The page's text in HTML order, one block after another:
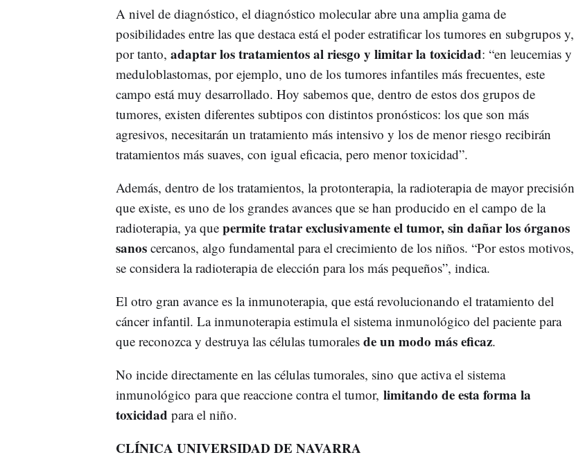
A nivel de diagnóstico, el diagnóstico molecular abre una amplia gama de
posibilidades entre las que destaca está el poder estratificar los tumores en subgrupos y,
por tanto, adaptar los tratamientos al riesgo y limitar la toxicidad: “en leucemias y
meduloblastomas, por ejemplo, uno de los tumores infantiles más frecuentes, este
campo está muy desarrollado. Hoy sabemos que, dentro de estos dos grupos de
tumores, existen diferentes subtipos con distintos pronósticos: los que son más
agresivos, necesitarán un tratamiento más intensivo y los de menor riesgo recibirán
tratamientos más suaves, con igual eficacia, pero menor toxicidad”.
Además, dentro de los tratamientos, la protonterapia, la radioterapia de mayor precisión
que existe, es uno de los grandes avances que se han producido en el campo de la
radioterapia, ya quepermite tratar exclusivamente el tumor, sin dañar los órganos
sanos cercanos, algo fundamental para el crecimiento de los niños. “Por estos motivos,
se considera la radioterapia de elección para los más pequeños”, indica.
El otro gran avance es la inmunoterapia, que está revolucionando el tratamiento del
cáncer infantil. La inmunoterapia estimula el sistema inmunológico del paciente para
que reconozca y destruya las células tumorales de un modo más eficaz.
No incide directamente en las células tumorales, sino que activa el sistema
inmunológico para que reaccione contra el tumor, limitando de esta forma la
toxicidad para el niño.
CLÍNICA UNIVERSIDAD DE NAVARRA